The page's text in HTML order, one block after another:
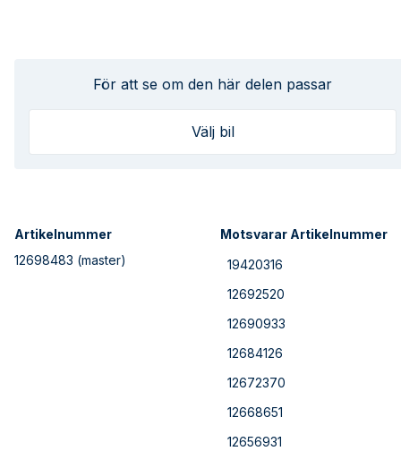
För att se om den här delen passar
Välj bil
Artikelnummer
12698483 (master)
Motsvarar Artikelnummer
19420316
12692520
12690933
12684126
12672370
12668651
12656931